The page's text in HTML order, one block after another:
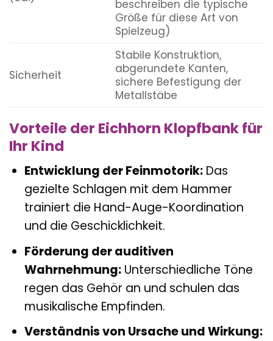
beschreiben die typische
Größe für diese Art von
Spielzeug)
Sicherheit
Stabile Konstruktion,
abgerundete Kanten,
sichere Befestigung der
Metallstäbe
Vorteile der Eichhorn Klopfbank für
Ihr Kind
Entwicklung der Feinmotorik:Das
gezielte Schlagen mit dem Hammer
trainiert die Hand-Auge-Koordination
und die Geschicklichkeit.
Förderung der auditiven
Wahrnehmung:Unterschiedliche Töne
regen das Gehör an und schulen das
musikalische Empfinden.
Verständnis von Ursache und Wirkung: